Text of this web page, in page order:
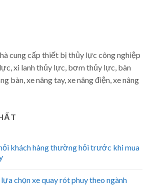
cung cấp thiết bị thủy lực công nghiệp
xi lanh thủy lực, bơm thủy lực, bàn
bàn, xe nâng tay, xe nâng điện, xe nâng
khách hàng thường hỏi trước khi mua
chọn xe quay rót phuy theo ngành